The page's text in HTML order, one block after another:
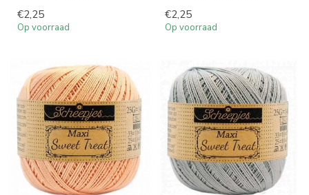
€2,25
Op voorraad
€2,25
Op voorraad